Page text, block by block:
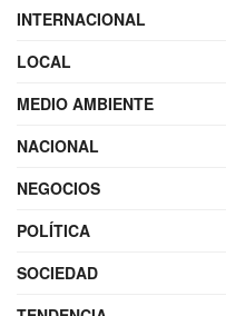
INTERNACIONAL
LOCAL
MEDIO AMBIENTE
NACIONAL
NEGOCIOS
POLÍTICA
SOCIEDAD